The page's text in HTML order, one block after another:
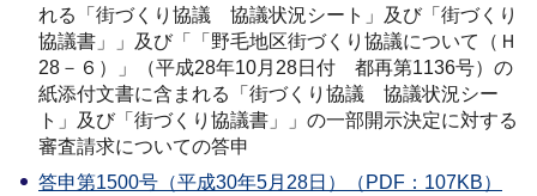
れる「街づくり協議 協議状況シート」及び「街づくり
協議書」」及び「「野毛地区街づくり協議について（Ｈ
28－６）」（平成28年10月28日付 都再第1136号）の
紙添付文書に含まれる「街づくり協議 協議状況シー
ト」及び「街づくり協議書」」の一部開示決定に対する
審査請求についての答申
答申第1500号（平成30年5月28日）（PDF：107KB）